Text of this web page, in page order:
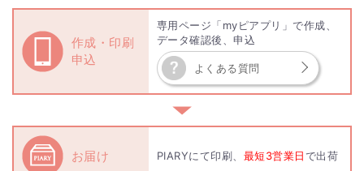
作成・印刷
申込
専用ページ「myピアプリ」で作成、
データ確認後、申込
よくある質問
▼
お届け PIARYにて印刷、 最短3営業日で出荷